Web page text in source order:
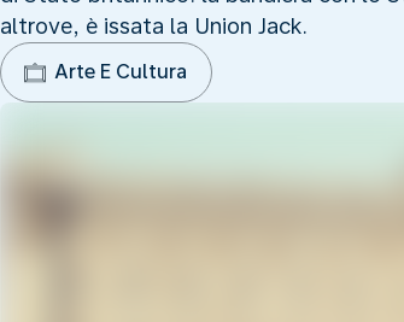
altrove, è issata la Union Jack.
Arte E Cultura